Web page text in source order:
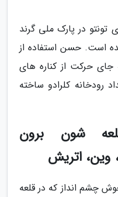
112 کیلومتری تونتو در پارک ملی گرند
است. حسن استفاده از
جای حرکت از کناره های
رودخانه کلرادو ساخته
شون برون
چشم انداز که در قلعه